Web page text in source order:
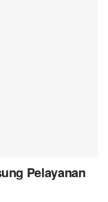
Pelayanan